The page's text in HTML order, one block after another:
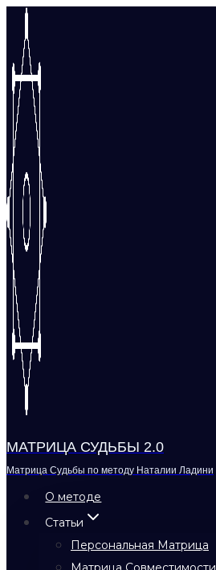
Перейти
содержимому
МАТРИЦА СУДЬБЫ 2.0
Матрица Судьбы по методу Наталии Ладини
О методе
Статьи
Персональная Матрица